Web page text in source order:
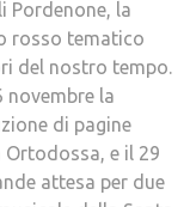
Pordenone, la
rosso tematico
del nostro tempo.
novembre la
di pagine
e il 29
attesa per due